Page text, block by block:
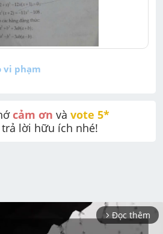
vi phạm
cảm ơn và vote 5*
lời hữu ích nhé!
arrow_forward_ios Đọc thêm